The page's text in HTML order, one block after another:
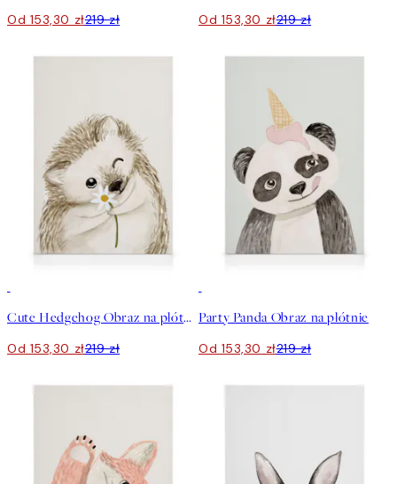
Od 153,30 zł219 zł Od 153,30 zł219 zł
Cute Hedgehog Obraz na płótnie
Od 153,30 zł219 zł
Party Panda Obraz na płótnie
Od 153,30 zł219 zł